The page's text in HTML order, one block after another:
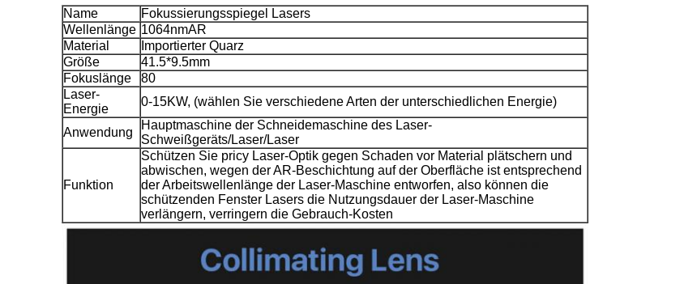
Name
Fokussierungsspiegel Lasers
Wellenlänge 1064nmAR
Material
Importierter Quarz
Größe
41.5*9.5mm
Fokuslänge
80
Laser-
Energie
0-15KW, (wählen Sie verschiedene Arten der unterschiedlichen Energie)
Anwendung
Hauptmaschine der Schneidemaschine des Laser-
Schweißgeräts/Laser/Laser
Funktion
Schützen Sie pricy Laser-Optik gegen Schaden vor Material plätschern und
abwischen, wegen der AR-Beschichtung auf der Oberfläche ist entsprechend
der Arbeitswellenlänge der Laser-Maschine entworfen, also können die
schützenden Fenster Lasers die Nutzungsdauer der Laser-Maschine
verlängern, verringern die Gebrauch-Kosten